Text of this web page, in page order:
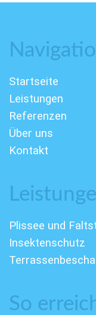
Startseite
Leistungen
Referenzen
Über uns
Kontakt
Plissee und
Insektenschutz
So